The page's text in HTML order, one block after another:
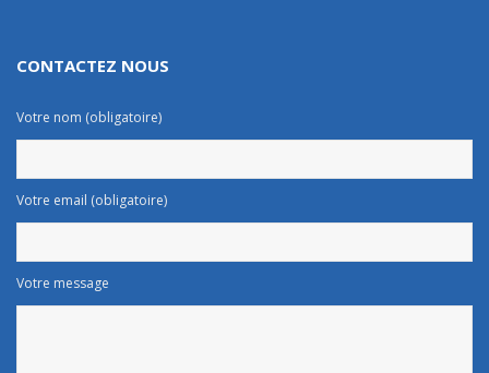
CONTACTEZ NOUS
Votre nom (obligatoire)
Votre email (obligatoire)
Votre message